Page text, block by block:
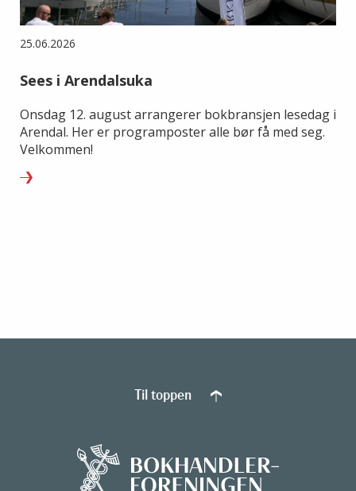
25.06.2026
Sees i Arendalsuka
Onsdag 12. august arrangerer bokbransjen lesedag i
Arendal. Her er programposter alle bør få med seg.
Velkommen!
Til toppen